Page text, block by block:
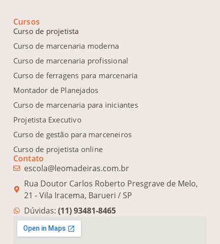
Cursos
Curso de projetista
Curso de marcenaria moderna
Curso de marcenaria profissional
Curso de ferragens para marcenaria
Montador de Planejados
Curso de marcenaria para iniciantes
Projetista Executivo
Curso de gestão para marceneiros
Curso de projetista online
Contato
escola@leomadeiras.com.br
Rua Doutor Carlos Roberto Presgrave de Melo,
21 - Vila Iracema, Barueri / SP
Dúvidas:(11) 93481-8465